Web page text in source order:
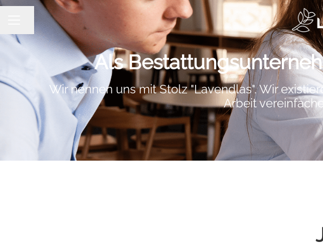
KARRIEREMENÜ
Seite teilen
Als
Wir nennen uns mit Stolz "Lavendlas". Wir
Arbeit